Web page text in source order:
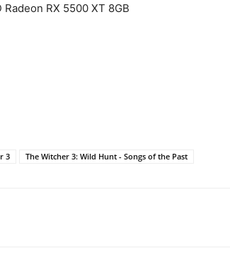
RX 5500 XT 8GB
3 The Witcher 3: Wild Hunt - Songs of the Past